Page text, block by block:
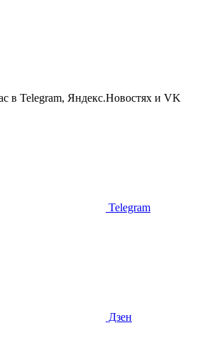
в Telegram, Яндекс.Новостях и VK
Telegram
Дзен